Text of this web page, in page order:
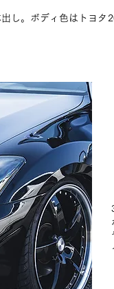
し。ボディ色はトヨタ